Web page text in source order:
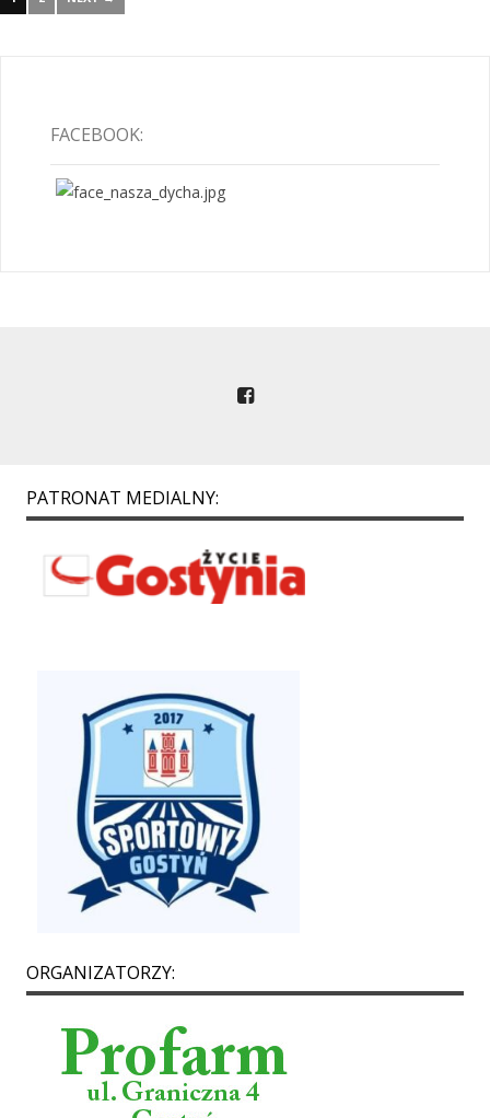
FACEBOOK:
PATRONAT MEDIALNY:
ORGANIZATORZY: